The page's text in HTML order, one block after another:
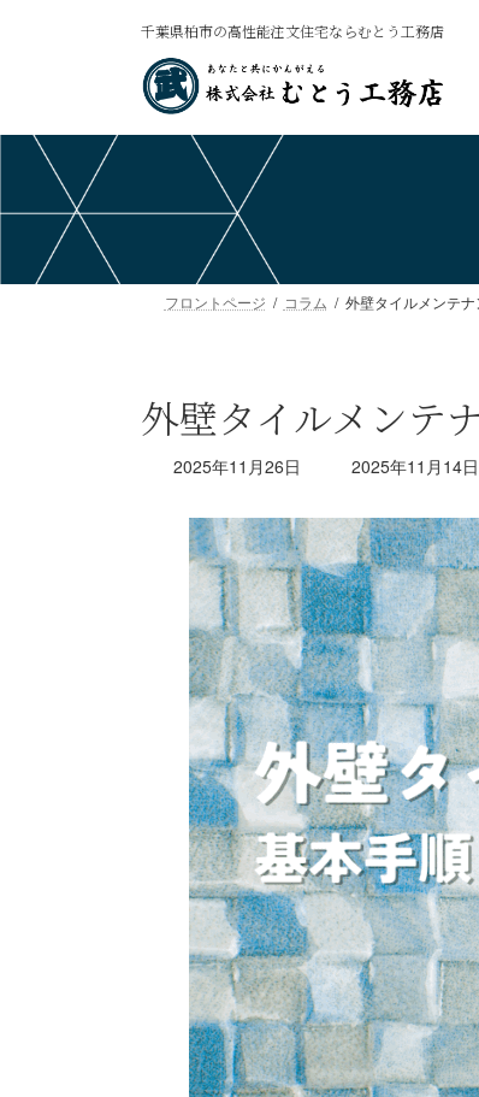
ツ
キ
シ
に
千葉県柏市の高性能注文住宅ならむとう工務店
フロントページ コラム 外壁タイルメンテ
外壁タイルメンテ
2025年11月26日
最
更
新
日
時
:
2025年11月14日